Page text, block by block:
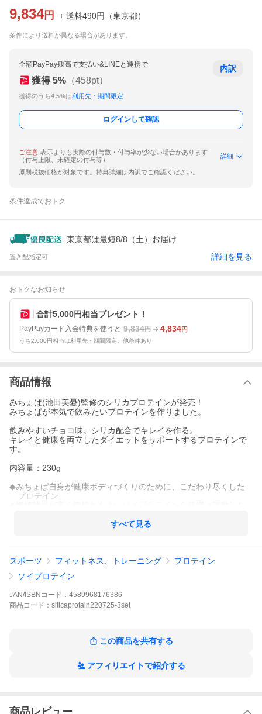
9,834円 + 送料490円 （東京都）
条件により送料が異なる場合があります。
全額PayPay残高で支払い&LINEと連携で
獲得 5% （458pt）
獲得のうち4.5%は利用先・期間限定
内訳
ログインして確認
ご注意 表示よりも実際の付与数・付与率が少ない場合があります
（付与上限、未確定の付与等）
詳細
原則税抜価格が対象です。特典詳細は内訳でご確認ください。
条件達成でおトク
東京都は最短8/8（土）お届け
置き配指定可 詳細を見る
おトクなお知らせ
合計5,000円相当プレゼント！
PayPayカード入会特典を使うと 9,834円 4,834円
うち2,000円相当は利用先・期間限定。他条件あり
商品情報
みちょぱ(池田美憂)監修のシリカプロテインが発売！
みちょぱが本気で飲みたいプロテインを作りました。
飲みやすいチョコ味。シリカ配合でキレイを作る。
キレイと健康を両立したダイエットをサポートするプロテインで
す。
内容量：230g
◆みちょぱ自身が健康ボディづくりのために、こだわり尽くした
プロテイン
◆腸活成分を配合（食物繊維・酵素・乳酸菌ビフィズス菌）
◆人工甘味料不使用（天然甘味料のみ使用）
◆防腐剤不使用
◆低カロリー・・・１食あたりのカロリー68.0kcal
◆低脂質・・・１食あたり0.4g
すべて見る
スポーツ フィットネス、トレーニング
プロテイン
ソイプロテイン
JAN/ISBNコード： 4589968176386
商品 コード： silicaprotain220725-3set
この商品を共有する
アフィリエイトで紹介する